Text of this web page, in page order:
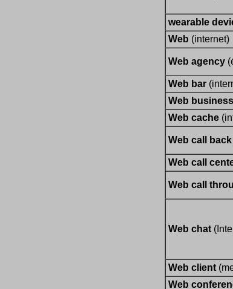
wearable
Web (internet)
Web agency
Web bar
Web business
Web cache
Web call
Web call
Web call
Web chat
Web client
Web